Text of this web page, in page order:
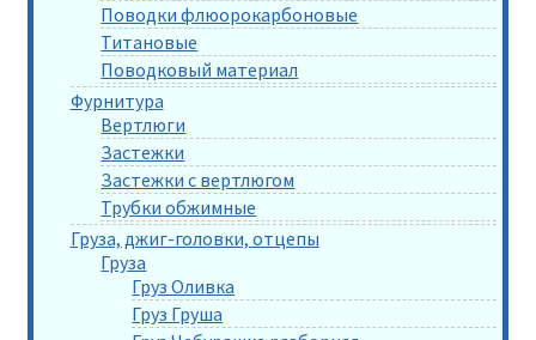
Поводки флюорокарбоновые
Титановые
Поводковый материал
Фурнитура
Вертлюги
Застежки
Застежки с вертлюгом
Трубки обжимные
Груза, джиг-головки, отцепы
Груза
Груз Оливка
Груз Груша